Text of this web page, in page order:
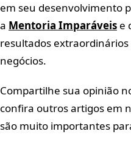
em seu desenvolvimento
a Mentoria Imparáveis e
resultados
negócios.
Compartilhe sua opinião
confira outros artigos em
são muito importantes